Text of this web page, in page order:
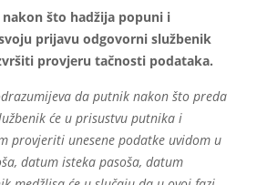
što hadžija popuni i
prijavu odgovorni službenik
provjeru tačnosti podataka.
da putnik nakon što preda
će u prisustvu putnika i
provjeriti unesene podatke uvidom u
datum isteka pasoša, datum